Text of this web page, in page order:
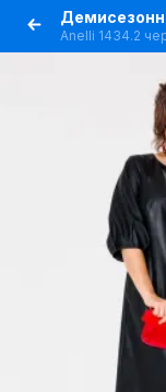
Anelli 1434.2